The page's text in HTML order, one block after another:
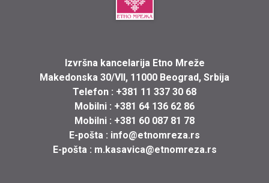
Izvršna kancelarija Etno Mreže
Makedonska 30/VII, 11000 Beograd, Srbija
Telefon : +381 11 337 30 68
Mobilni : +381 64 136 62 86
Mobilni : +381 60 087 81 78
E-pošta : info@etnomreza.rs
E-pošta : m.kasavica@etnomreza.rs